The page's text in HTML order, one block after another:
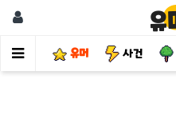
유머 사건